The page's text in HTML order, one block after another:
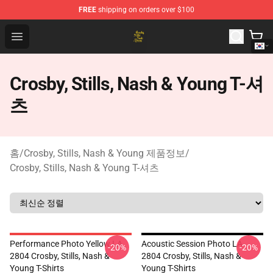
FREE shipping on orders over $100
Open menu
Crosby, Stills, Nash & Young Store - Official Crosby,
Crosby, Stills, Nash & Young T-셔
츠
홈/Crosby, Stills, Nash & Young 제품정보/
Crosby, Stills, Nash & Young T-셔츠
Performance Photo Yellow LA
2804 Crosby, Stills, Nash &
Young T-Shirts
-20%
Acoustic Session Photo LA
2804 Crosby, Stills, Nash &
Young T-Shirts
-20%